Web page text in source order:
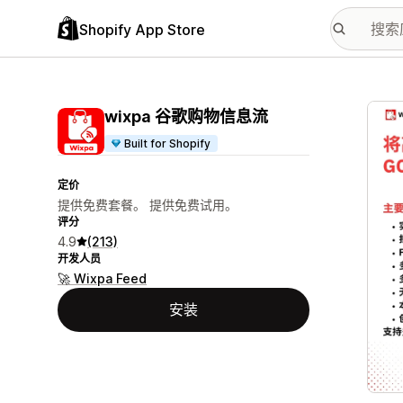
Shopify App Store
wixpa 谷歌购物信息流
Built for Shopify
定价
提供免费套餐。 提供免费试用。
评分
4.9 (213)
开发人员
🚀 Wixpa Feed
安装
配图